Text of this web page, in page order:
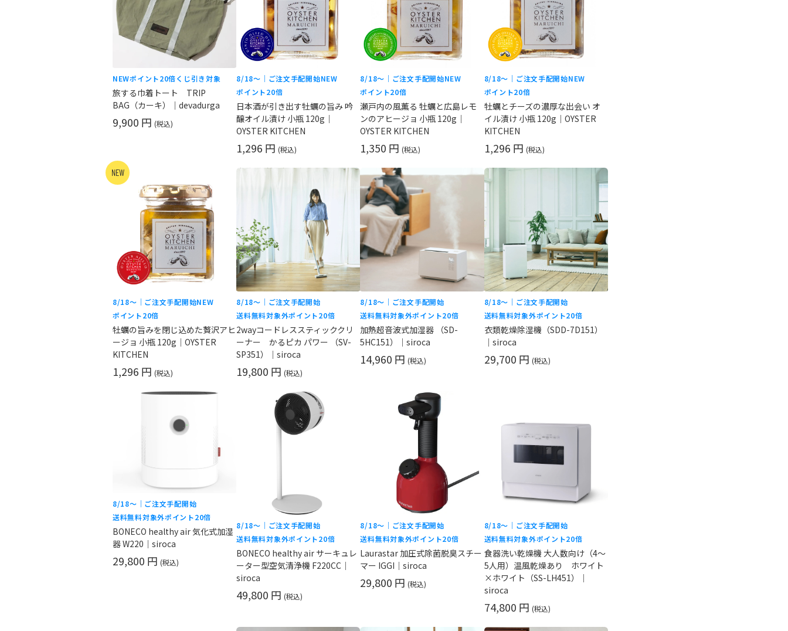
NEWポイント20倍くじ引き対象
旅する巾着トート TRIP
BAG（カーキ）｜devadurga
9,900 円 (税込)
8/18〜｜ご注文手配開始NEW
ポイント20倍
日本酒が引き出す牡蠣の旨み 吟
醸オイル漬け 小瓶 120g｜
OYSTER KITCHEN
1,296 円 (税込)
8/18〜｜ご注文手配開始NEW
ポイント20倍
瀬戸内の風薫る 牡蠣と広島レモ
ンのアヒージョ 小瓶 120g｜
OYSTER KITCHEN
1,350 円 (税込)
8/18〜｜ご注文手配開始NEW
ポイント20倍
牡蠣とチーズの濃厚な出会い オ
イル漬け 小瓶 120g｜OYSTER
KITCHEN
1,296 円 (税込)
8/18〜｜ご注文手配開始NEW
ポイント20倍
NEW
牡蠣の旨みを閉じ込めた贅沢アヒ
ージョ 小瓶 120g｜OYSTER
KITCHEN
1,296 円 (税込)
8/18〜｜ご注文手配開始
送料無料対象外ポイント20倍
2wayコードレススティッククリ
ーナー かるピカ パワー （SV-
SP351）｜siroca
19,800 円 (税込)
8/18〜｜ご注文手配開始
送料無料対象外ポイント20倍
加熱超音波式加湿器 （SD-
5HC151）｜siroca
14,960 円 (税込)
8/18〜｜ご注文手配開始
送料無料対象外ポイント20倍
衣類乾燥除湿機（SDD-7D151）
｜siroca
29,700 円 (税込)
8/18〜｜ご注文手配開始
送料無料対象外ポイント20倍
BONECO healthy air 気化式加湿
器 W220｜siroca
29,800 円 (税込)
8/18〜｜ご注文手配開始
送料無料対象外ポイント20倍
BONECO healthy air サーキュレ
ーター型空気清浄機 F220CC｜
siroca
49,800 円 (税込)
8/18〜｜ご注文手配開始
送料無料対象外ポイント20倍
Laurastar 加圧式除菌脱臭スチー
マー IGGI｜siroca
29,800 円 (税込)
8/18〜｜ご注文手配開始
送料無料対象外ポイント20倍
食器洗い乾燥機 大人数向け（4～
5人用）温風乾燥あり ホワイト
×ホワイト（SS-LH451）｜
siroca
74,800 円 (税込)